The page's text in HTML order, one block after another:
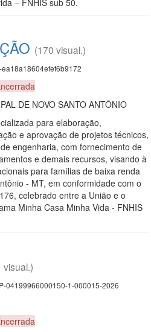
(170 visual.)
ea18a18604efef6b9172
DE NOVO SANTO ANTÔNIO
para elaboração,
e aprovação de projetos técnicos,
engenharia, com fornecimento de
e demais recursos, visando à
para famílias de baixa renda
- MT, em conformidade com o
celebrado entre a União e o
Minha Casa Minha Vida - FNHIS
visual.)
04199966000150-1-000015-2026